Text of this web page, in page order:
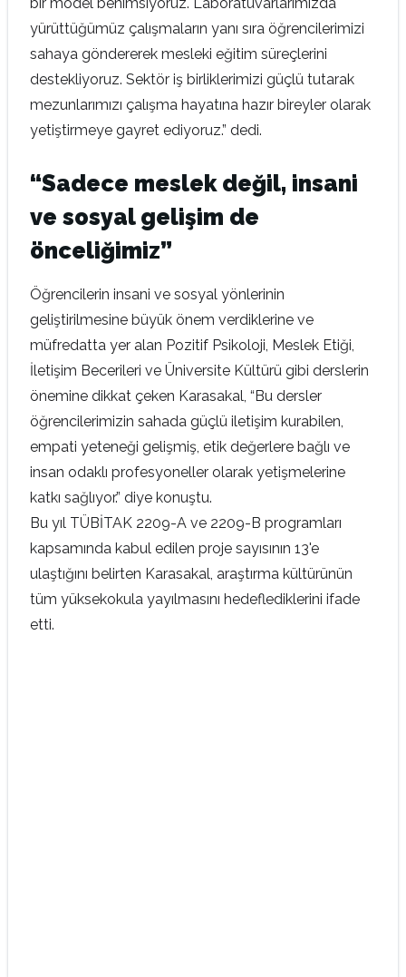
yürüttüğümüz çalışmaların yanı sıra öğrencilerimizi
sahaya göndererek mesleki eğitim süreçlerini
destekliyoruz. Sektör iş birliklerimizi güçlü tutarak
mezunlarımızı çalışma hayatına hazır bireyler olarak
yetiştirmeye gayret ediyoruz.” dedi.
“Sadece meslek değil, insani
ve sosyal gelişim de
önceliğimiz”
Öğrencilerin insani ve sosyal yönlerinin
geliştirilmesine büyük önem verdiklerine ve
müfredatta yer alan Pozitif Psikoloji, Meslek Etiği,
İletişim Becerileri ve Üniversite Kültürü gibi derslerin
önemine dikkat çeken Karasakal, “Bu dersler
öğrencilerimizin sahada güçlü iletişim kurabilen,
empati yeteneği gelişmiş, etik değerlere bağlı ve
insan odaklı profesyoneller olarak yetişmelerine
katkı sağlıyor.” diye konuştu.
Bu yıl TÜBİTAK 2209-A ve 2209-B programları
kapsamında kabul edilen proje sayısının 13'e
ulaştığını belirten Karasakal, araştırma kültürünün
tüm yüksekokula yayılmasını hedeflediklerini ifade
etti.